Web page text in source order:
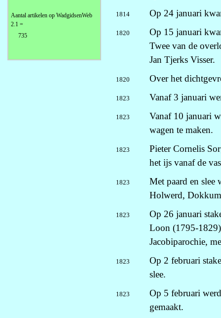
1814 Op 24 januari
1820
Op 15 januari
Twee van de
Jan Tjerks Visser.
1820 Over het
1823 Vanaf 3 januari
1823
Vanaf 10 januari
wagen te maken.
1823
Pieter Cornelis
het ijs vanaf de
1823
Met paard en slee
Holwerd,
1823
Op 26 januari
Loon (1795-
Jacobiparochie,
1823
Op 2 februari
slee.
1823
Op 5 februari
gemaakt.
Aantal artikelen op WadgidsenWeb
2.1 =
735